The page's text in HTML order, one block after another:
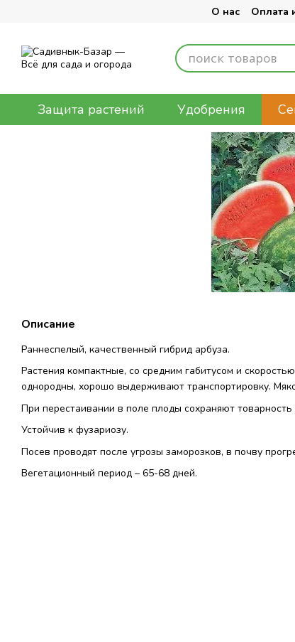
О нас Оплата
Защита растений Удобрения
Описание
Раннеспелый, качественный гибрид арбуза.
Растения компактные, со средним габитусом и
однородны, хорошо выдерживают транспортировку.
При перестаивании в поле плоды сохраняют
Устойчив к фузариозу.
Посев проводят после угрозы заморозков, в почву
Вегетационный период – 65-68 дней.